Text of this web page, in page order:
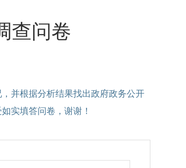
查问卷
并根据分析结果找出政府政务公开
实填答问卷，谢谢！